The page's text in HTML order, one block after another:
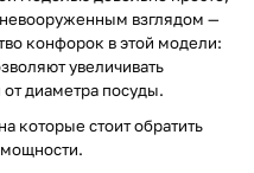
невооруженным взглядом —
конфорок в этой модели:
увеличивать
диаметра посуды.
которые стоит обратить